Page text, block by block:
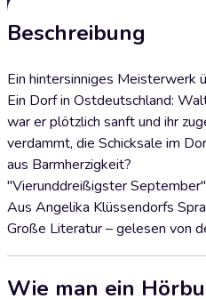
Beschreibung
Ein hintersinniges Meisterwerk
Ein Dorf in Ostdeutschland:
war er plötzlich sanft und ihr
verdammt, die Schicksale im
aus Barmherzigkeit?
"Vierunddreißigster
Aus Angelika Klüssendorfs
Große Literatur – gelesen von
Wie man ein